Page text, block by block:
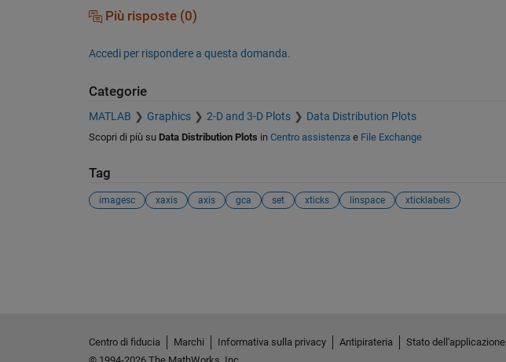
Più risposte (0)
Accedi per rispondere a questa domanda.
Categorie
MATLAB Graphics 2-D and 3-D Plots Data Distribution Plots
Scopri di più su Data Distribution Plots in Centro assistenzae File Exchange
Tag
imagesc xaxis axis gca set xticks linspace xticklabels
Centro di fiducia Marchi Informativa sulla privacy Antipirateria Stato dell'applicazione